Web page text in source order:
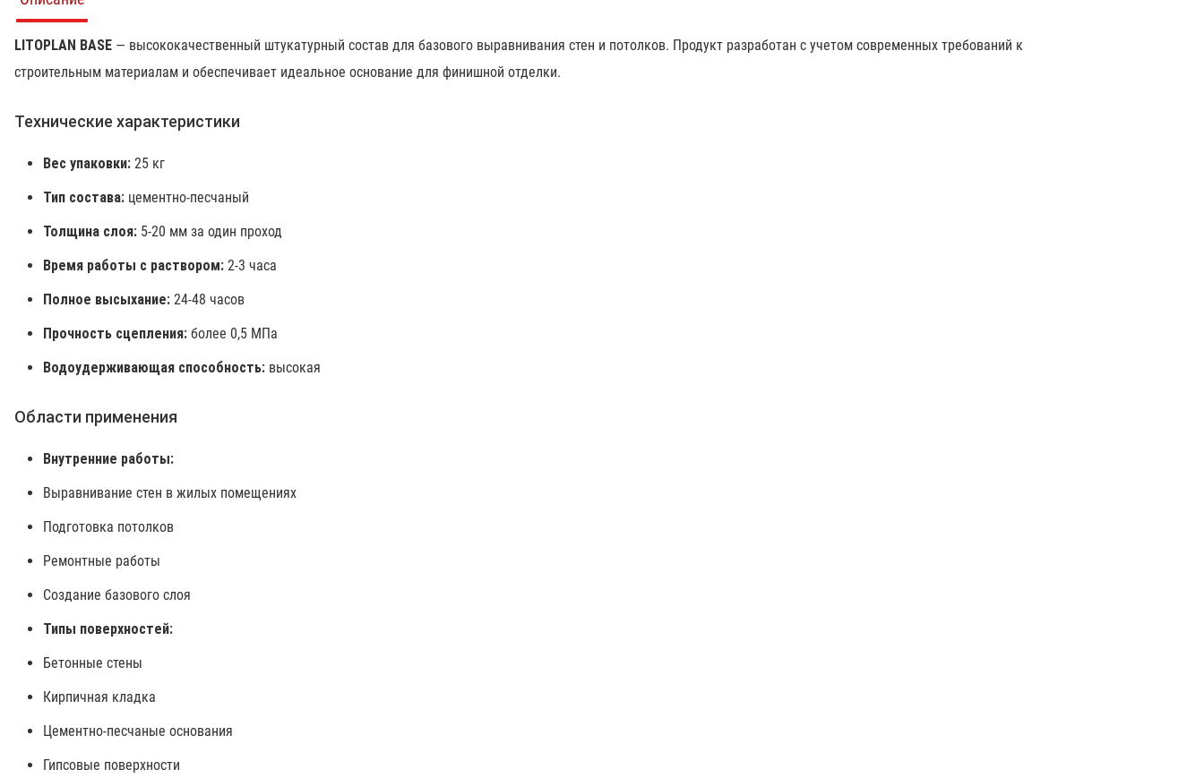
LITOPLAN BASE — высококачественный штукатурный состав для базового выравнивания стен и потолков. Продукт разработан с учетом современных требований к
строительным материалам и обеспечивает идеальное основание для финишной отделки.
Технические характеристики
Вес упаковки: 25 кг
Тип состава: цементно-песчаный
Толщина слоя: 5-20 мм за один проход
Время работы с раствором: 2-3 часа
Полное высыхание: 24-48 часов
Прочность сцепления: более 0,5 МПа
Водоудерживающая способность: высокая
Области применения
Внутренние работы:
Выравнивание стен в жилых помещениях
Подготовка потолков
Ремонтные работы
Создание базового слоя
Типы поверхностей:
Бетонные стены
Кирпичная кладка
Цементно-песчаные основания
Гипсовые поверхности